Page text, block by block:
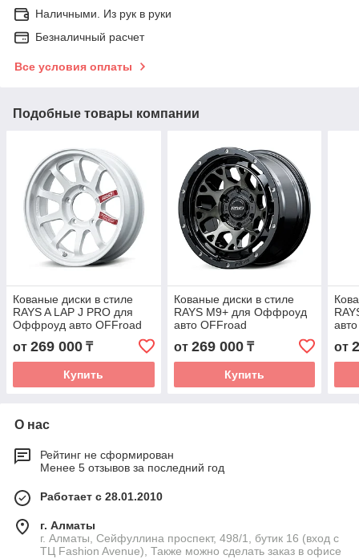
Наличными. Из рук в руки
Безналичный расчет
Все условия оплаты
Подобные товары компании
Кованые диски в стиле
RAYS A LAP J PRO для
Оффроуд авто OFFroad
колеса ковка диск
от 269 000 ₸
Купить
Кованые диски в стиле
RAYS M9+ для Оффроуд
авто OFFroad
колеса ковка диск
от 269 000₸
Купить
от
О нас
Рейтинг не сформирован
Менее 5 отзывов за последний год
Работает с 28.01.2010
г. Алматы
г. Алматы, Сейфуллина проспект, 498/1, бутик 16 (вход с
ТЦ Fashion Avenue), Также можно сделать заказ в офисе